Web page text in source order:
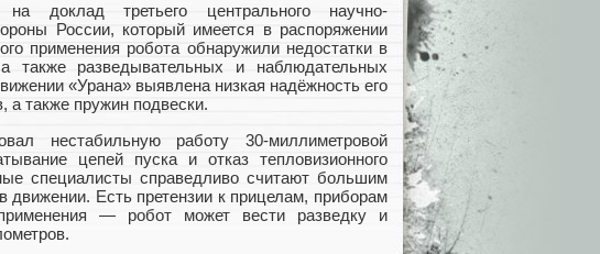
третьего центрального научно-
России, который имеется в распоряжении
применения робота обнаружили недостатки в
также разведывательных и наблюдательных
«Урана» выявлена низкая надёжность его
также пружин подвески.
нестабильную работу 30-миллиметровой
цепей пуска и отказ тепловизионного
специалисты справедливо считают большим
движении. Есть претензии к прицелам, приборам
— робот может вести разведку и